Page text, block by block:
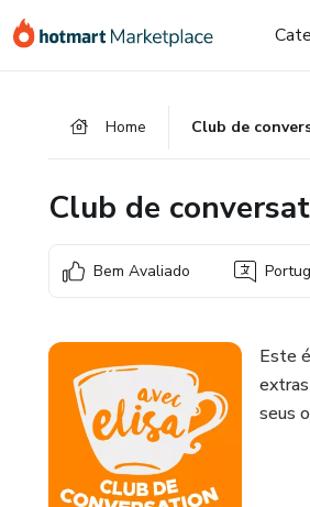
para
para
para
Home
Club de
Bem Avaliado
Este
seus